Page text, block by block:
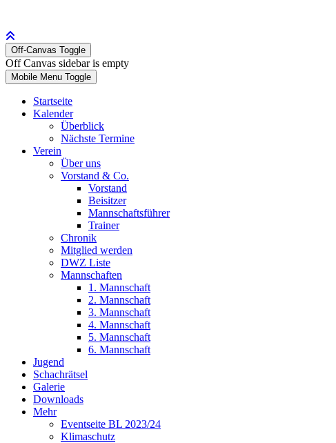
Off-Canvas Toggle
Off Canvas sidebar is empty
Mobile Menu Toggle
Startseite
Kalender
Überblick
Nächste Termine
Verein
Über uns
Vorstand & Co.
Vorstand
Beisitzer
Mannschaftsführer
Trainer
Chronik
Mitglied werden
DWZ Liste
Mannschaften
1. Mannschaft
2. Mannschaft
3. Mannschaft
4. Mannschaft
5. Mannschaft
6. Mannschaft
Jugend
Schachrätsel
Galerie
Downloads
Mehr
Eventseite BL 2023/24
Klimaschutz